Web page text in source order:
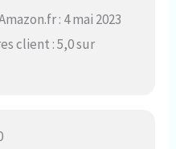
: 4 mai 2023
client : 5,0 sur